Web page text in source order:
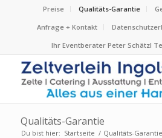
Preise Qualitäts-Garantie
Anfrage + Kontakt
Ihr Eventberater Peter Schätzl
Qualitäts-Garantie
Du bist hier: Startseite / Qualitäts-Garantie